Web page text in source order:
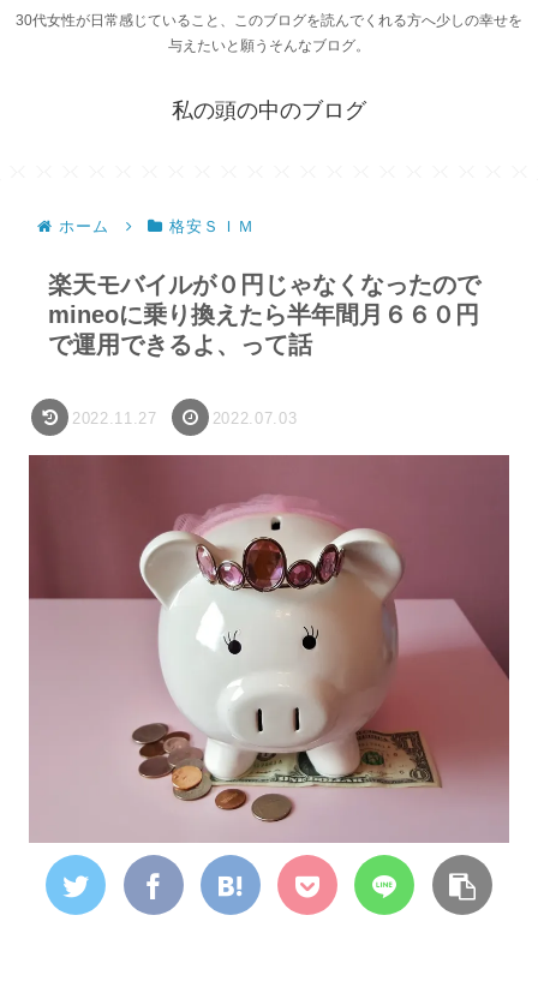
30代女性が日常感じていること、このブログを読んでくれる方へ少しの幸せを
与えたいと願うそんなブログ。
私の頭の中のブログ
ホーム 格安ＳＩＭ
楽天モバイルが０円じゃなくなったので
mineoに乗り換えたら半年間月６６０円
で運用できるよ、って話
2022.11.27 2022.07.03